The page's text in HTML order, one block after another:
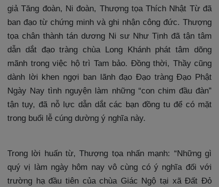
giả Tăng đoàn, Ni đoàn, Thượng tọa Thích Nhật Từ đã
ban đạo từ chứng minh và ghi nhận công đức. Thượng
tọa chân thành tán dương Ni sư Như Tịnh đã tận tâm
dẫn dắt đạo tràng chùa Long Khánh phát tâm dõng
mãnh trong việc hộ trì Tam bảo. Đồng thời, Thầy cũng
dành lời khen ngợi ban lãnh đạo Đạo tràng Đạo Phật
Ngày Nay tình nguyện làm những “con chim đầu đàn”
tận tụy, đã nỗ lực dẫn dắt các bạn đồng tu để có mặt
trong buổi lễ cúng dường ý nghĩa này.
Trong lời huấn từ, Thượng tọa nhấn mạnh: “Những gì
quý vị làm ngày hôm nay vô cùng có ý nghĩa đối với
trường hạ đầu tiên của chùa Giác Ngộ tại xã Đất Đỏ